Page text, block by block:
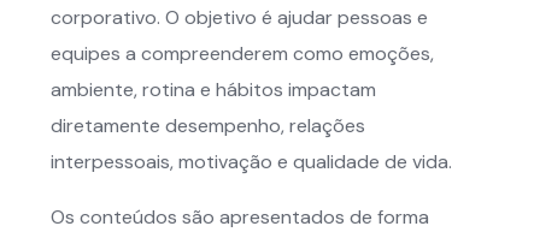
corporativo. O objetivo é ajudar pessoas e
equipes a compreenderem como emoções,
ambiente, rotina e hábitos impactam
diretamente desempenho, relações
interpessoais, motivação e qualidade de vida.
Os conteúdos são apresentados de forma